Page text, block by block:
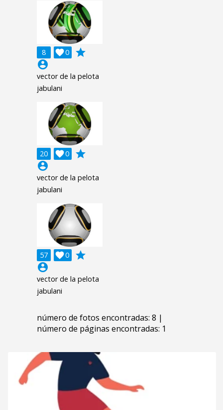
8 0

grade
account_circle
vector de la pelota
jabulani
20 0

grade
account_circle
vector de la pelota
jabulani
57 0

grade
account_circle
vector de la pelota
jabulani
número de fotos encontradas: 8 |
número de páginas encontradas: 1